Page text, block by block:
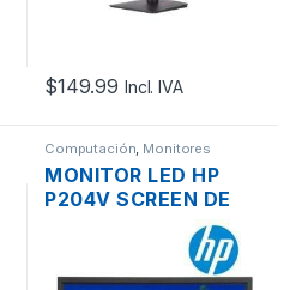
$149.99 Incl. IVA
Computación, Monitores
MONITOR LED HP
P204V SCREEN DE
19.5″ VGA/HDMI,